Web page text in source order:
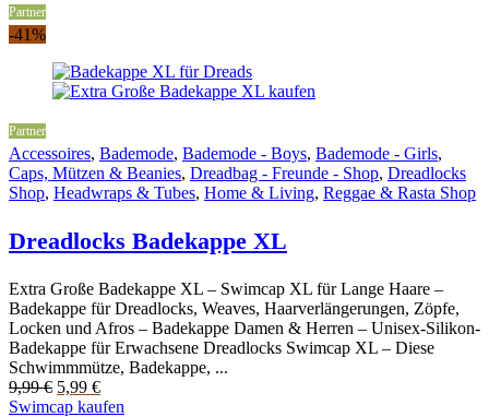
Partner
-41%
Partner
Accessoires, Bademode, Bademode - Boys, Bademode - Girls,
Caps, Mützen & Beanies, Dreadbag - Freunde - Shop, Dreadlocks
Shop, Headwraps & Tubes, Home & Living, Reggae & Rasta Shop
Dreadlocks Badekappe XL
Extra Große Badekappe XL – Swimcap XL für Lange Haare –
Badekappe für Dreadlocks, Weaves, Haarverlängerungen, Zöpfe,
Locken und Afros – Badekappe Damen & Herren – Unisex-Silikon-
Badekappe für Erwachsene Dreadlocks Swimcap XL – Diese
Schwimmmütze, Badekappe, ...
9,99€ Original
price
5,99 €Current
price
Swimcap kaufen